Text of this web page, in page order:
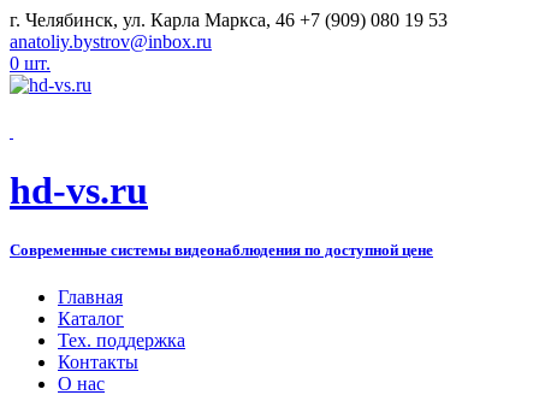
г. Челябинск, ул. Карла Маркса, 46 +7 (909) 080 19 53
anatoliy.bystrov@inbox.ru
0 шт.
hd-vs.ru
Современные системы видеонаблюдения по доступной цене
Главная
Каталог
Тех. поддержка
Контакты
О нас